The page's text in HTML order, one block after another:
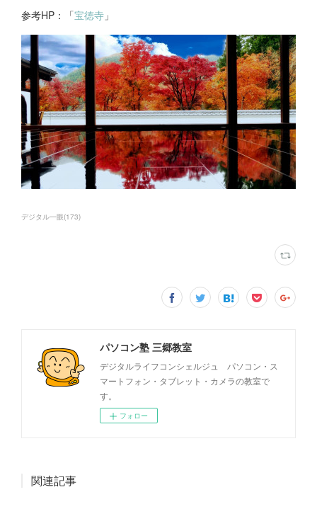
参考HP：「宝徳寺 」
デジタル一眼(173)
パソコン塾 三郷教室
デジタルライフコンシェルジュ パソコン・ス
マートフォン・タブレット・カメラの教室で
す。
フォロー
関連記事